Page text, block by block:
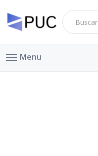
Menu